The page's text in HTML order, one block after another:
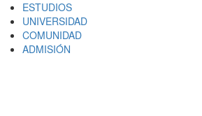
ESTUDIOS
UNIVERSIDAD
COMUNIDAD
ADMISIÓN